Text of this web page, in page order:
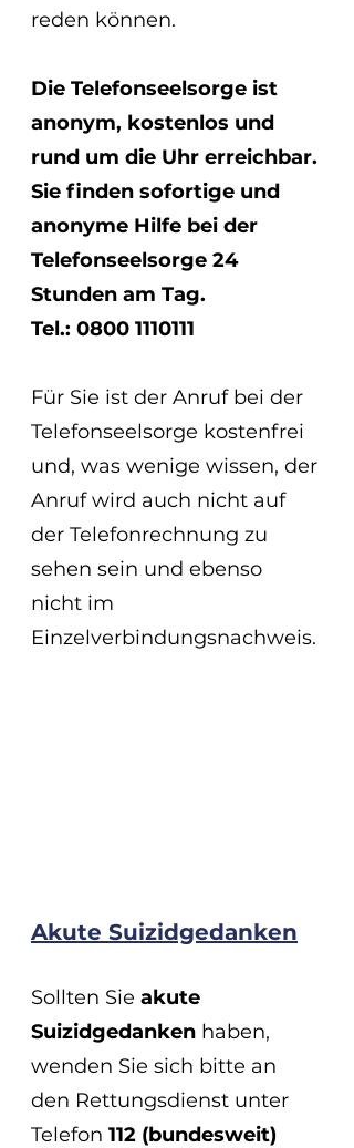
reden können.
Die Telefonseelsorge ist
anonym, kostenlos und
rund um die Uhr erreichbar.
Sie finden sofortige und
anonyme Hilfe bei der
Telefonseelsorge 24
Stunden am Tag.
Tel.: 0800 1110111
Für Sie ist der Anruf bei der
Telefonseelsorge kostenfrei
und, was wenige wissen, der
Anruf wird auch nicht auf
der Telefonrechnung zu
sehen sein und ebenso
nicht im
Einzelverbindungsnachweis.
Akute Suizidgedanken
Sollten Sie akute
Suizidgedanken haben,
wenden Sie sich bitte an
den Rettungsdienst unter
Telefon 112 (bundesweit)